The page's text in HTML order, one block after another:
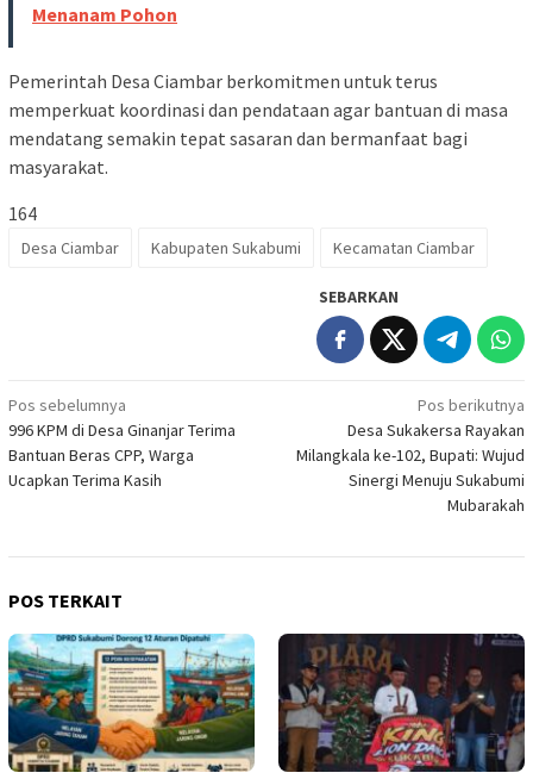
Menanam Pohon
Pemerintah Desa Ciambar berkomitmen untuk terus
memperkuat koordinasi dan pendataan agar bantuan di masa
mendatang semakin tepat sasaran dan bermanfaat bagi
masyarakat.
164
Desa Ciambar Kabupaten Sukabumi Kecamatan Ciambar
SEBARKAN
Navigasi
pos
Pos sebelumnya
996 KPM di Desa Ginanjar Terima
Bantuan Beras CPP, Warga
Ucapkan Terima Kasih
Pos berikutnya
Desa Sukakersa Rayakan
Milangkala ke-102, Bupati: Wujud
Sinergi Menuju Sukabumi
Mubarakah
POS TERKAIT